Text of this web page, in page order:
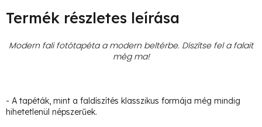
Termék részletes leírása
Modern fali fotótapéta a modern beltérbe. Díszítse fel a falait
még ma!
- A tapéták, mint a faldíszítés klasszikus formája még mindig
hihetetlenül népszerűek.